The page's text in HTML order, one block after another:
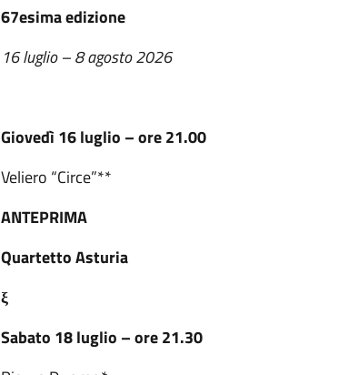
67esima edizione
16 luglio – 8 agosto 2026
Giovedì 16 luglio – ore 21.00
Veliero “Circe”**
ANTEPRIMA
Quartetto Asturia
ξ
Sabato 18 luglio – ore 21.30